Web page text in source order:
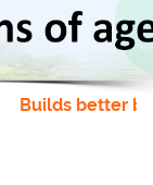
Builds better